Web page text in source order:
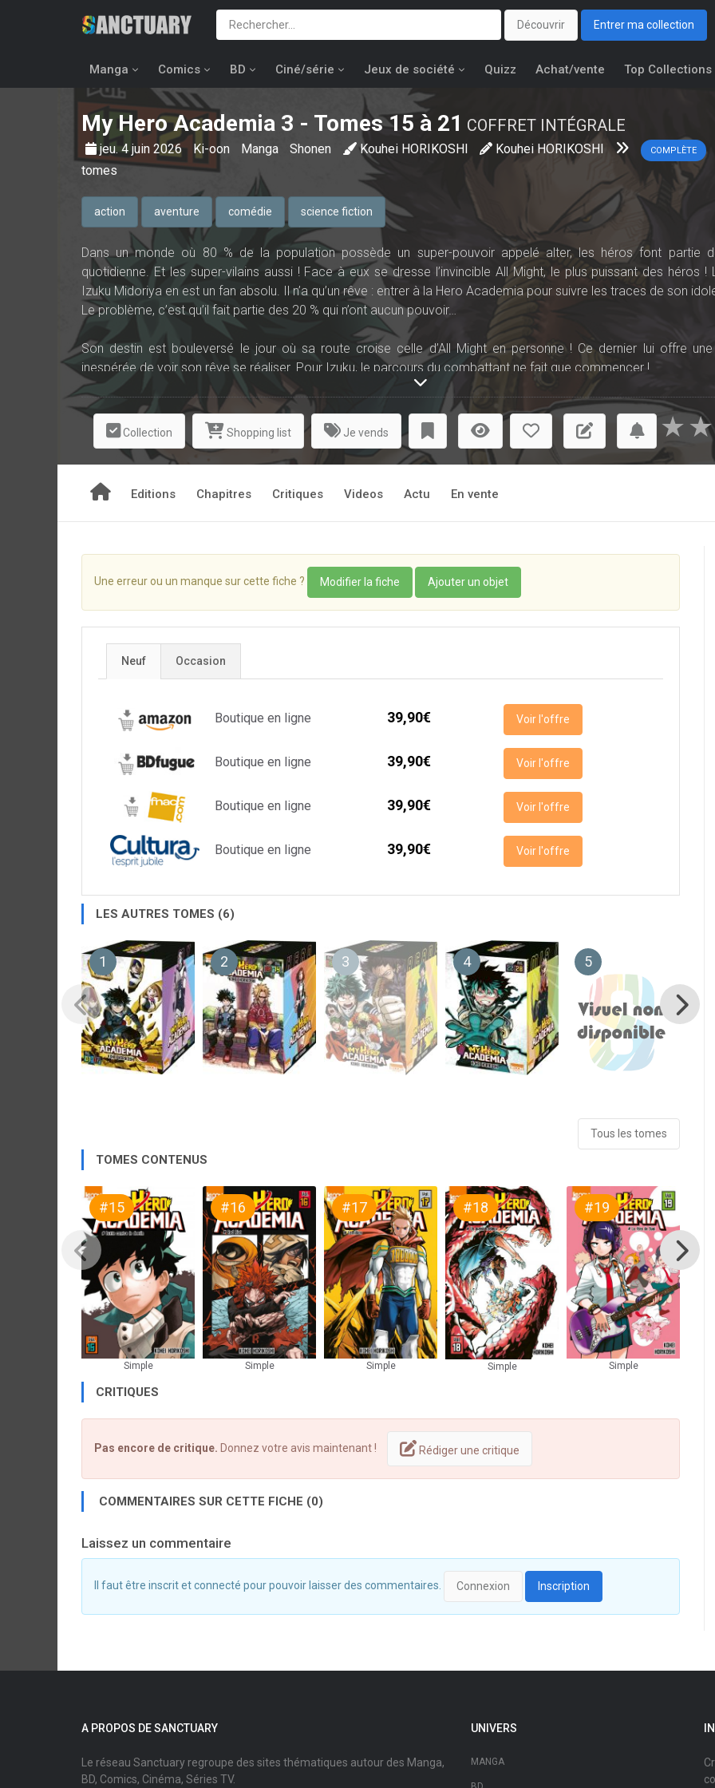
Découvrir Entrer ma collection
Manga Comics BD Ciné/série Jeux de société Quizz Achat/vente Top Collections
My Hero Academia 3 - Tomes 15 à 21 COFFRET INTÉGRALE
jeu. 4 juin 2026 Ki-oon Manga Shonen Kouhei HORIKOSHI Kouhei HORIKOSHI COMPLÈTE
tomes
action aventure comédie science fiction
Dans un monde où 80 % de la population possède un super-pouvoir appelé alter, les héros font partie
quotidienne. Et les super-vilains aussi ! Face à eux se dresse l’invincible All Might, le plus puissant des héros !
Izuku Midoriya en est un fan absolu. Il n’a qu’un rêve : entrer à la Hero Academia pour suivre les traces de son
Le problème, c’est qu’il fait partie des 20 % qui n’ont aucun pouvoir…
Son destin est bouleversé le jour où sa route croise celle d’All Might en personne ! Ce dernier lui offre
inespérée de voir son rêve se réaliser. Pour Izuku, le parcours du combattant ne fait que commencer !
Collection Shopping list Je vends ★
★
Editions Chapitres Critiques Videos Actu En vente
Une erreur ou un manque sur cette fiche ? Modifier la fiche Ajouter un objet
Neuf Occasion
Boutique en ligne 39,90€ Voir l'offre
Boutique en ligne 39,90€ Voir l'offre
Boutique en ligne 39,90€ Voir l'offre
Boutique en ligne 39,90€ Voir l'offre
LES AUTRES TOMES (6)
1 2 3 4 5
Tous les tomes
TOMES CONTENUS
#15
Simple
#16
Simple
#17
Simple
#18
Simple
#19
Simple
CRITIQUES
Pas encore de critique. Donnez votre avis maintenant ! Rédiger une critique
COMMENTAIRES SUR CETTE FICHE (0)
Laissez un commentaire
Il faut être inscrit et connecté pour pouvoir laisser des commentaires. Connexion Inscription
A PROPOS DE SANCTUARY
Le réseau Sanctuary regroupe des sites thématiques autour des Manga,
BD, Comics, Cinéma, Séries TV.
UNIVERS
MANGA